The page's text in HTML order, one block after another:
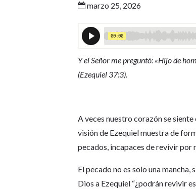
 marzo 25, 2026
Y el Señor me preguntó: «Hijo de
(Ezequiel 37:3).
A veces nuestro corazón se siente
visión de Ezequiel muestra de
pecados, incapaces de revivir por
El pecado no es solo una
Dios a Ezequiel “¿podrán revivir